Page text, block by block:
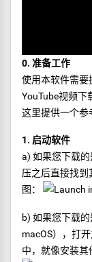
0. 准备工作
使用本软件需要
YouTube视频下
这里提供一个参
1. 启动软件
a) 如果您下载
压之后直接找到
图：
b) 如果您下载
macOS），打
中，就像安装其